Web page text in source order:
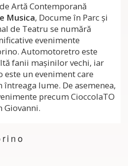
Artă Contemporană
Musica, Docume în Parc şi
de Teatru se numără
evenimente
Automotoretro este
fanii maşinilor vechi, iar
un eveniment care
lume. De asemenea,
precum CioccolaTO
Giovanni.